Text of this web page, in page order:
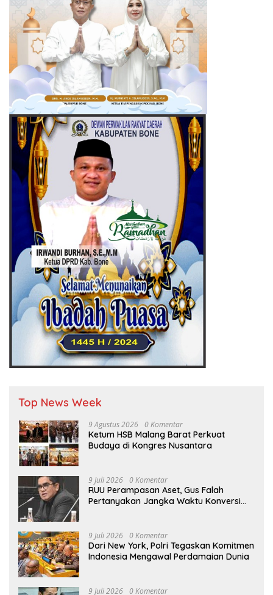
Top News Week
9 Agustus 2026 0 Komentar
Ketum HSB Malang Barat Perkuat
Budaya di Kongres Nusantara
9 Juli 2026 0 Komentar
RUU Perampasan Aset, Gus Falah
Pertanyakan Jangka Waktu Konversi
9 Juli 2026 0 Komentar
Dari New York, Polri Tegaskan Komitmen
Indonesia Mengawal Perdamaian Dunia
9 Juli 2026 0 Komentar